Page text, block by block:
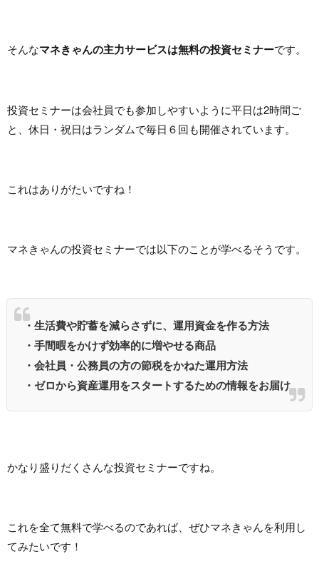
そんなマネきゃんの主力サービスは無料の投資セミナーです。
投資セミナーは会社員でも参加しやすいように平日は2時間ご
と、休日・祝日はランダムで毎日６回も開催されています。
これはありがたいですね！
マネきゃんの投資セミナーでは以下のことが学べるそうです。
・生活費や貯蓄を減らさずに、運用資金を作る方法
・手間暇をかけず効率的に増やせる商品
・会社員・公務員の方の節税をかねた運用方法
・ゼロから資産運用をスタートするための情報をお届け
かなり盛りだくさんな投資セミナーですね。
これを全て無料で学べるのであれば、ぜひマネきゃんを利用し
てみたいです！